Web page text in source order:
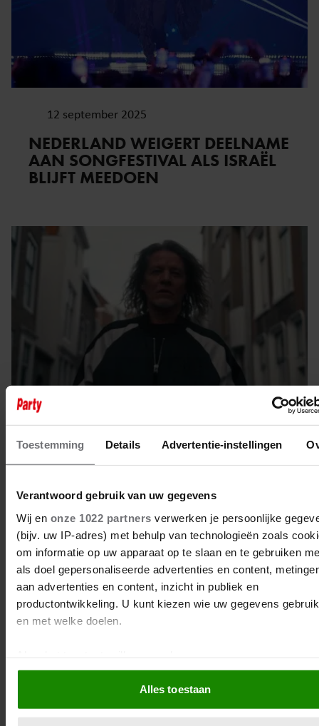
Toestemming Details Advertentie-instellingen
Verantwoord gebruik van uw gegevens
Wij en onze 1022 partners verwerken je persoonlijke
(bijv. uw IP-adres) met behulp van technologieën zoals
om informatie op uw apparaat op te slaan en te gebruiken
als doel gepersonaliseerde advertenties en content,
aan advertenties en content, inzicht in publiek en
productontwikkeling. U kunt kiezen wie uw gegevens
en met welke doelen.
Informatie verzamelen over uw geografische locatie,
tot een paar meter nauwkeurig kan zijn
Uw apparaat identificeren door het actief te scannen
Alles toestaan
12 september 2025
NEDERLAND WEIGERT DEELNAME
AAN SONGFESTIVAL ALS ISRAËL
BLIJFT MEEDOEN
12 september 2025
GEWELD: EO KIEST TOCH VOOR
DOCUSERIE TYGO GERNANDT